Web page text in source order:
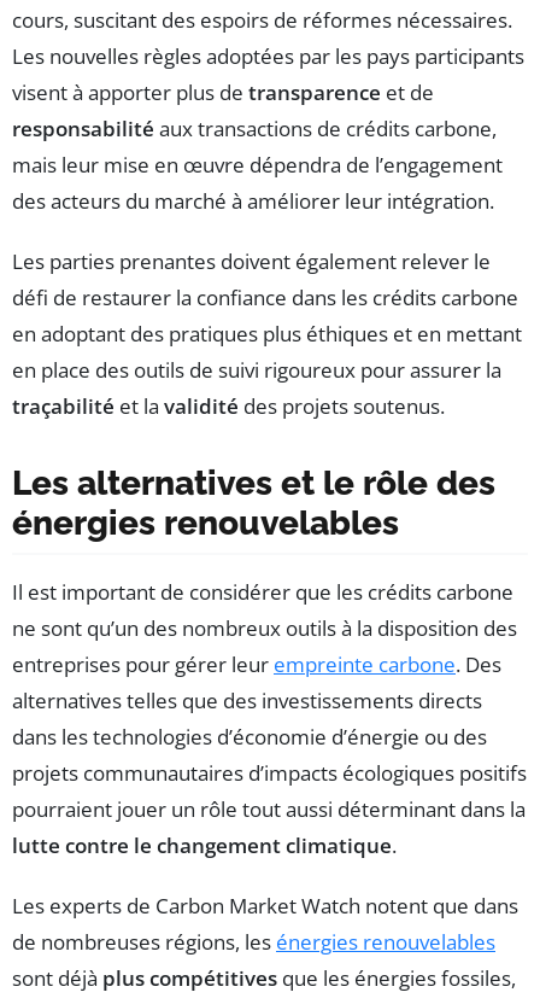
cours, suscitant des espoirs de réformes nécessaires.
Les nouvelles règles adoptées par les pays participants
visent à apporter plus de transparence et de
responsabilité aux transactions de crédits carbone,
mais leur mise en œuvre dépendra de l’engagement
des acteurs du marché à améliorer leur intégration.
Les parties prenantes doivent également relever le
défi de restaurer la confiance dans les crédits carbone
en adoptant des pratiques plus éthiques et en mettant
en place des outils de suivi rigoureux pour assurer la
traçabilité et la validité des projets soutenus.
Les alternatives et le rôle des
énergies renouvelables
Il est important de considérer que les crédits carbone
ne sont qu’un des nombreux outils à la disposition des
entreprises pour gérer leur empreinte carbone. Des
alternatives telles que des investissements directs
dans les technologies d’économie d’énergie ou des
projets communautaires d’impacts écologiques positifs
pourraient jouer un rôle tout aussi déterminant dans la
lutte contre le changement climatique.
Les experts de Carbon Market Watch notent que dans
de nombreuses régions, les énergies renouvelables
sont déjà plus compétitives que les énergies fossiles,